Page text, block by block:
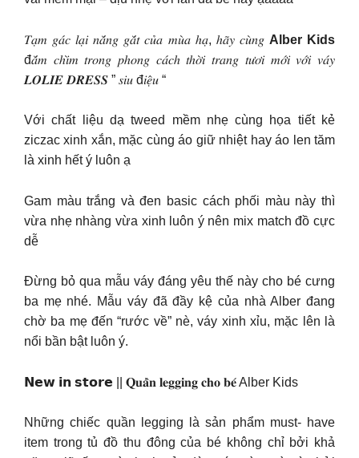
𝑇𝑎̣𝑚 𝑔𝑎́𝑐 𝑙𝑎̣𝑖 𝑛𝑎̆́𝑛𝑔 𝑔𝑎̆́𝑡 𝑐𝑢̉𝑎 𝑚𝑢̀𝑎 ℎ𝑎̣, ℎ𝑎̃𝑦 𝑐𝑢̀𝑛𝑔 Alber Kids
đ𝑎̆́𝑚 𝑐ℎ𝑖̀𝑚 𝑡𝑟𝑜𝑛𝑔 𝑝ℎ𝑜𝑛𝑔 𝑐𝑎́𝑐ℎ 𝑡ℎ𝑜̛̀𝑖 𝑡𝑟𝑎𝑛𝑔 𝑡𝑢̛𝑜̛𝑖 𝑚𝑜̛́𝑖 𝑣𝑜̛́𝑖 𝑣𝑎́𝑦
𝑳𝑶𝑳𝑰𝑬 𝑫𝑹𝑬𝑺𝑺 ” 𝑠𝑖𝑢 đ𝑖𝑒̣̂𝑢 “
Với chất liệu dạ tweed mềm nhẹ cùng họa tiết kẻ
ziczac xinh xắn, mặc cùng áo giữ nhiệt hay áo len tăm
là xinh hết ý luôn ạ
Gam màu trắng và đen basic cách phối màu này thì
vừa nhẹ nhàng vừa xinh luôn ý nên mix match đồ cực
dễ
Đừng bỏ qua mẫu váy đáng yêu thế này cho bé cưng
ba mẹ nhé. Mẫu váy đã đầy kệ của nhà Alber đang
chờ ba mẹ đến “rước về” nè, váy xinh xỉu, mặc lên là
nổi bần bật luôn ý.
𝗡𝗲𝘄 𝗶𝗻 𝘀𝘁𝗼𝗿𝗲 || 𝐐𝐮𝐚̂̀𝐧 𝐥𝐞𝐠𝐠𝐢𝐧𝐠 𝐜𝐡𝐨 𝐛𝐞́ Alber Kids
Những chiếc quần legging là sản phẩm must- have
item trong tủ đồ thu đông của bé không chỉ bởi khả